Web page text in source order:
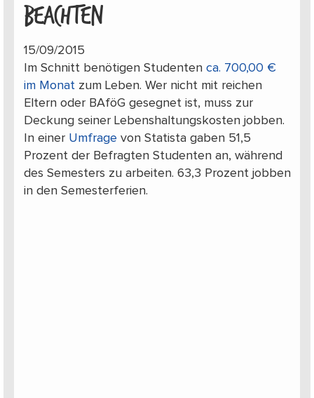
BEACHTEN
15/09/2015
Im Schnitt benötigen Studenten ca. 700,00 €
im Monatzum Leben. Wer nicht mit reichen
Eltern oder BAföG gesegnet ist, muss zur
Deckung seiner Lebenshaltungskosten jobben.
In einer Umfrage von Statista gaben 51,5
Prozent der Befragten Studenten an, während
des Semesters zu arbeiten. 63,3 Prozent jobben
in den Semesterferien.